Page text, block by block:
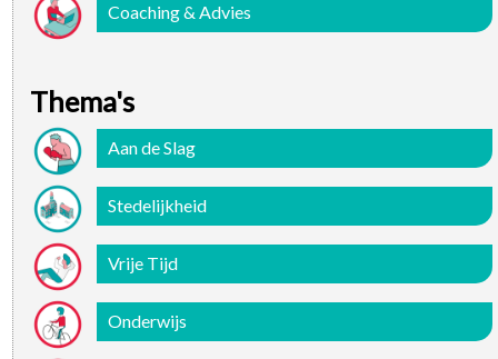
Coaching & Advies
Thema's
Aan de Slag
Stedelijkheid
Vrije Tijd
Onderwijs